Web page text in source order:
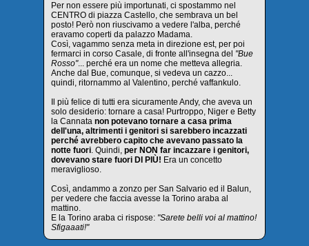
Per non essere più importunati, ci spostammo nel
CENTRO di piazza Castello, che sembrava un bel
posto! Però non riuscivamo a vedere l'alba, perché
eravamo coperti da palazzo Madama.
Così, vagammo senza meta in direzione est, per poi
fermarci in corso Casale, di fronte all'insegna del "Bue
Rosso"... perché era un nome che metteva allegria.
Anche dal Bue, comunque, si vedeva un cazzo...
quindi, ritornammo al Valentino, perché vaffankulo.
Il più felice di tutti era sicuramente Andy, che aveva un
solo desiderio: tornare a casa! Purtroppo, Niger e Betty
la Cannata non potevano tornare a casa prima
dell'una, altrimenti i genitori si sarebbero incazzati
perché avrebbero capito che avevano passato la
notte fuori. Quindi, per NON far incazzare i genitori,
dovevano stare fuori DI PIÙ! Era un concetto
meraviglioso.
Così, andammo a zonzo per San Salvario ed il Balun,
per vedere che faccia avesse la Torino araba al
mattino.
E la Torino araba ci rispose: "Sarete belli voi al mattino!
Sfigaaati!"